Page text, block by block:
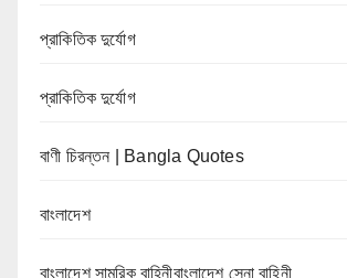
প্রাকিতিক দুর্যোগ
প্রাকিতিক দুর্যোগ
বাণী চিরন্তন | Bangla Quotes
বাংলাদেশ
বাংলাদেশ সামরিক বাহিনীবাংলাদেশ সেনা বাহিনী